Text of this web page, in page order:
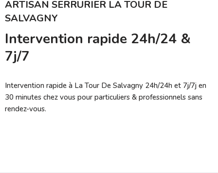
ARTISAN SERRURIER LA TOUR DE
SALVAGNY
Intervention rapide 24h/24 &
7j/7
Intervention rapide à La Tour De Salvagny 24h/24h et 7j/7j en
30 minutes chez vous pour particuliers & professionnels sans
rendez-vous.